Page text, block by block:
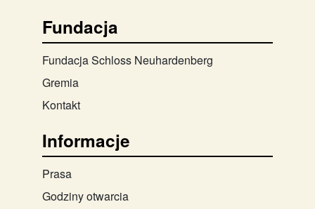
Fundacja
Fundacja Schloss Neuhardenberg
Gremia
Kontakt
Informacje
Prasa
Godziny otwarcia